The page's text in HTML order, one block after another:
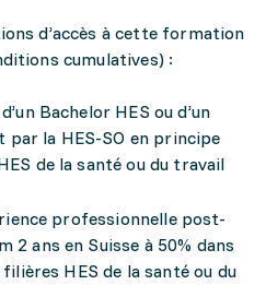
d’accès à cette formation
cumulatives) :
Bachelor HES ou d’un
par la HES-SO en principe
de la santé ou du travail
professionnelle post-
2 ans en Suisse à 50% dans
HES de la santé ou du